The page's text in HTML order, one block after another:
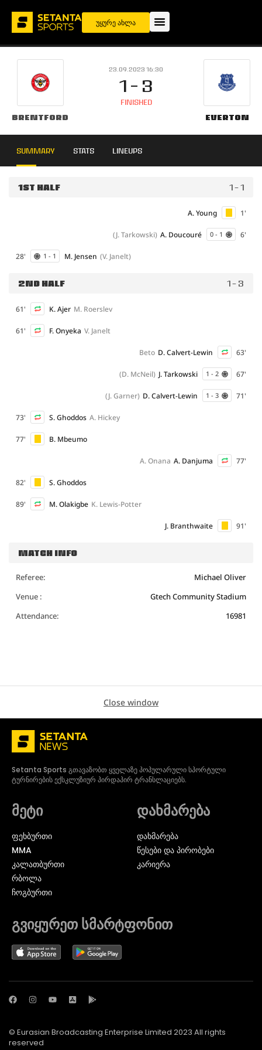
უყურე ახლა
Brentford
23.09.2023 16:30
1 - 3
FINISHED
Everton
SUMMARY STATS LINEUPS
1ST HALF 1 - 1
1'
A. Young
6'
0 - 1
A. Doucouré
(J. Tarkowski)
28' 1 - 1 M. Jensen (V. Janelt)
2ND HALF 1 - 3
61' K. Ajer M. Roerslev
61' F. Onyeka V. Janelt
63'
D. Calvert-Lewin
Beto
67'
1 - 2
J. Tarkowski
(D. McNeil)
71'
1 - 3
D. Calvert-Lewin
(J. Garner)
73' S. Ghoddos A. Hickey
77' B. Mbeumo
77'
A. Danjuma
A. Onana
82' S. Ghoddos
89' M. Olakigbe K. Lewis-Potter
91'
J. Branthwaite
MATCH INFO
Referee:
Michael Oliver
Venue :
Gtech Community Stadium
Attendance:
16981
Close window
Setanta Sports გთავაზობთ ყველაზე პოპულარული სპორტული
ტურნირების ექსკლუზიურ პირდაპირ ტრანსლაციებს.
მეტი
ᲤᲔᲮᲑᲣᲠᲗᲘ
MMA
ᲙᲐᲚᲐᲗᲑᲣᲠᲗᲘ
ᲠᲑᲝᲚᲐ
ᲩᲝᲒᲑᲣᲠᲗᲘ
დახმარება
დახმარება
წესები და პირობები
კარიერა
გვიყურეთ სმარტფონით
© Eurasian Broadcasting Enterprise Limited 2023 All rights
reserved